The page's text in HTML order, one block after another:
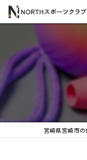
宮崎県宮崎市